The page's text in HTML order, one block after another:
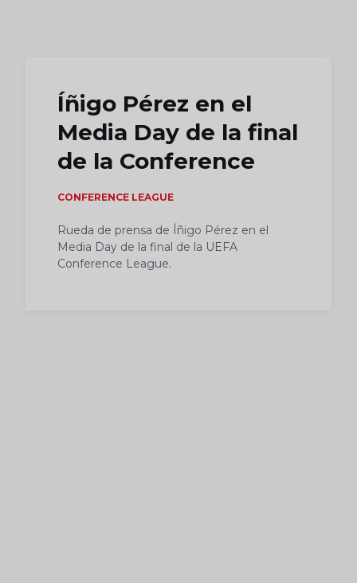
Íñigo Pérez en el
Media Day de la final
de la Conference
CONFERENCE LEAGUE
Rueda de prensa de Íñigo Pérez en el
Media Day de la final de la UEFA
Conference League.